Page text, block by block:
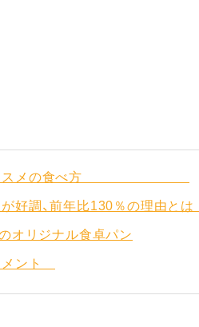
オススメの食べ方
好調、前年比130％の理由とは
オリジナル食卓パン
メント